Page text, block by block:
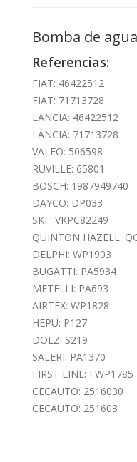
Bomba de
Referencias:
FIAT: 46422512
FIAT: 71713728
LANCIA: 46422512
LANCIA: 71713728
VALEO: 506598
RUVILLE: 65801
BOSCH: 1987949740
DAYCO: DP033
SKF: VKPC82249
QUINTON HAZELL:
DELPHI: WP1903
BUGATTI: PA5934
METELLI: PA693
AIRTEX: WP1828
HEPU: P127
DOLZ: S219
SALERI: PA1370
FIRST LINE: FWP1785
CECAUTO: 2516030
CECAUTO: 251603